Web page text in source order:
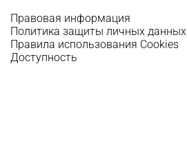
Правовая информация
Политика защиты личных данных
Правила использования Cookies
Доступность